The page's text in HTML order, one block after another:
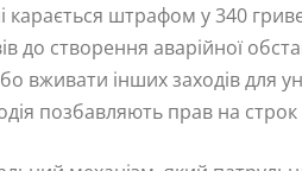
карається штрафом у 340
до створення аварійної
вживати інших заходів для
позбавляють прав на строк